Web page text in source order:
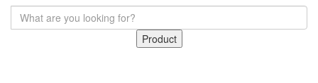
Product